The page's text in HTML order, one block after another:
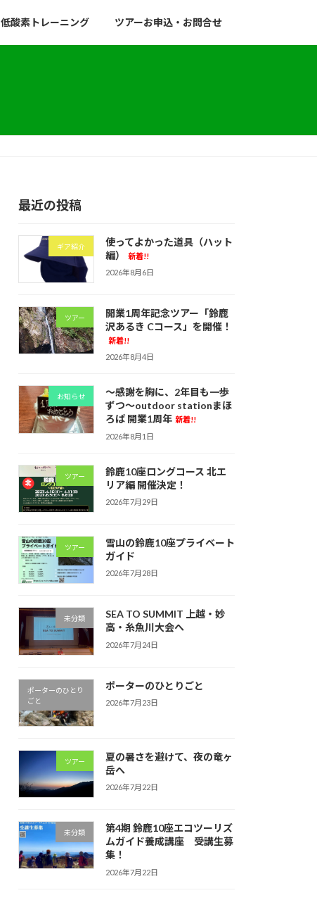
低酸素トレーニング ツアーお申込・お問合せ
最近の投稿
ギア紹介
使ってよかった道具（ハット
編）
新着!!
2026年8月6日
ツアー
開業1周年記念ツアー「鈴鹿
沢あるき Cコース」を開催！
新着!!
2026年8月4日
お知らせ
～感謝を胸に、2年目も一歩
ずつ～outdoor stationまほ
ろば 開業1周年 新着!!
2026年8月1日
ツアー
鈴鹿10座ロングコース 北エ
リア編 開催決定！
2026年7月29日
ツアー
雪山の鈴鹿10座プライベート
ガイド
2026年7月28日
未分類
SEA TO SUMMIT 上越・妙
高・糸魚川大会へ
2026年7月24日
ポーターのひとり
ごと
ポーターのひとりごと
2026年7月23日
ツアー
夏の暑さを避けて、夜の竜ヶ
岳へ
2026年7月22日
未分類
第4期 鈴鹿10座エコツーリズ
ムガイド養成講座 受講生募
集！
2026年7月22日